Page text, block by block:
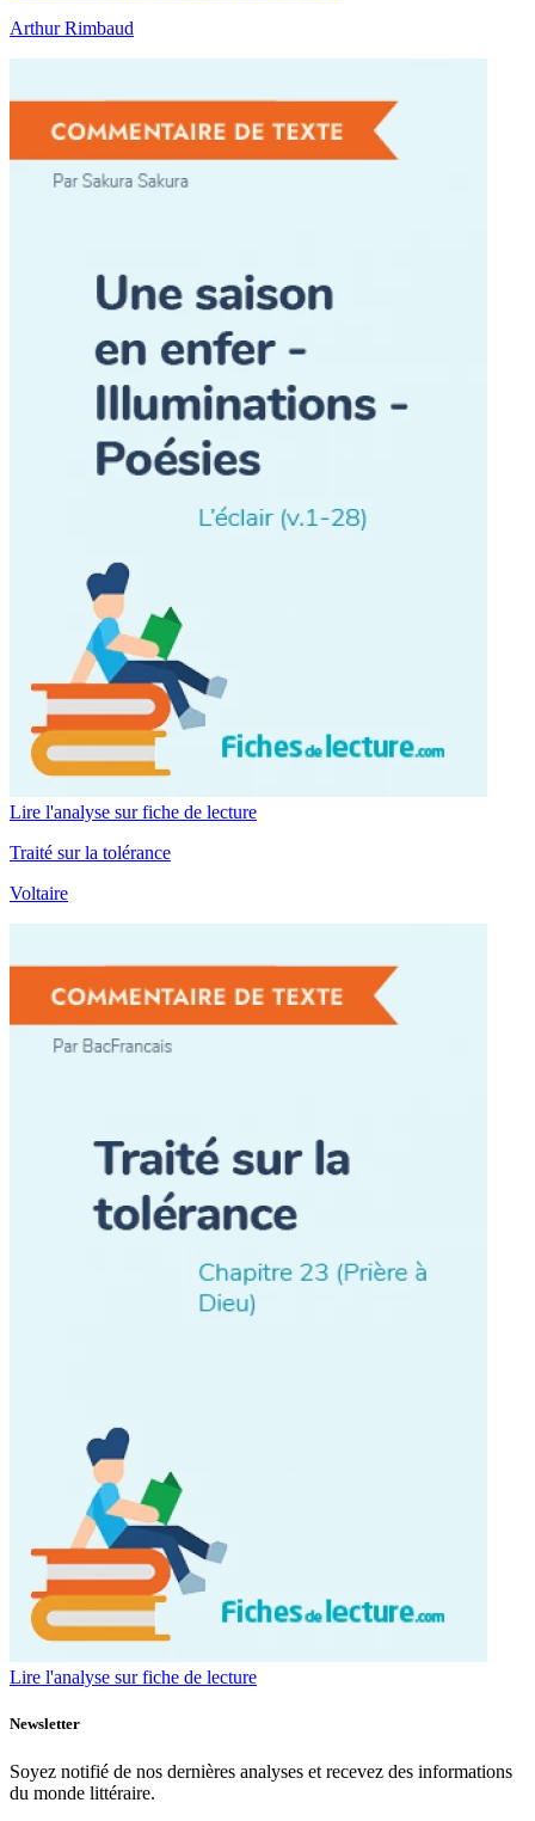
Arthur Rimbaud
Lire l'analyse sur fiche de lecture
Traité sur la tolérance
Voltaire
Lire l'analyse sur fiche de lecture
Newsletter
Soyez notifié de nos dernières analyses et recevez des informations
du monde littéraire.